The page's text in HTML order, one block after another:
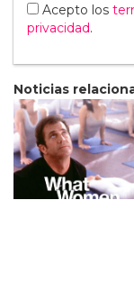
Acepto los
privacidad.
Noticias